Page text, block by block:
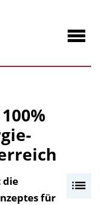
die
für